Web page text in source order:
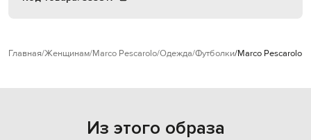
Главная Женщинам Marco Pescarolo Одежда Футболки Marco Pescarolo
Из этого образа